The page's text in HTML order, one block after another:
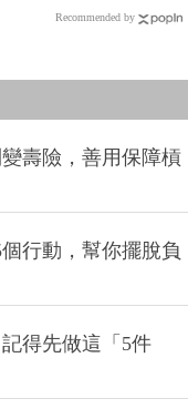
Recommended by
壽險，善用保障槓
行動，幫你擺脫負
得先做這「5件